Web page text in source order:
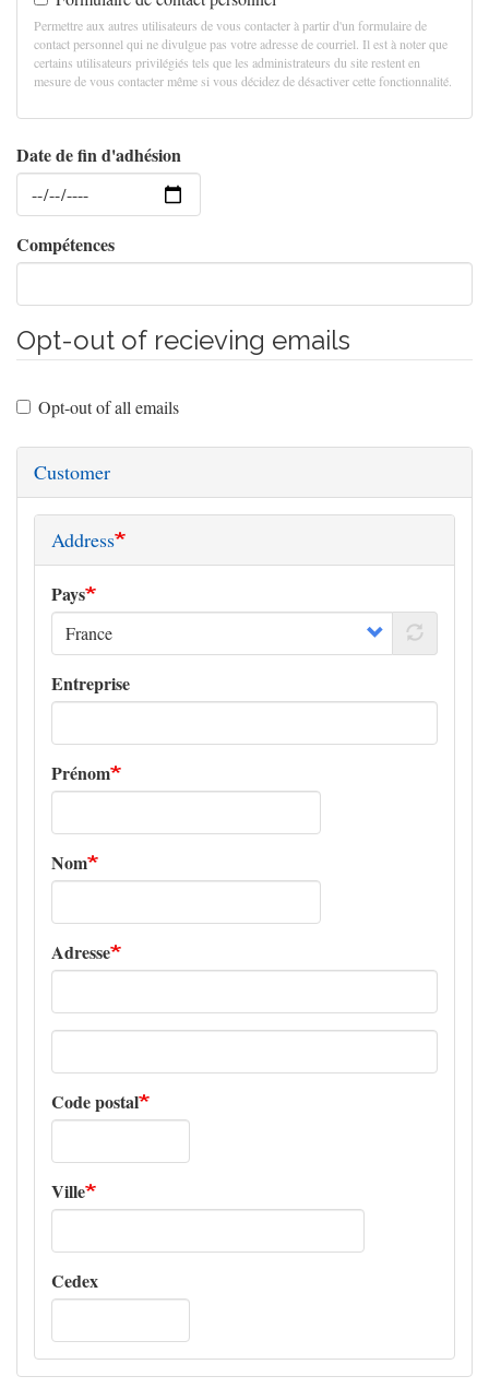
Permettre aux autres utilisateurs de vous contacter à partir d'un formulaire de
contact personnel qui ne divulgue pas votre adresse de courriel. Il est à noter que
certains utilisateurs privilégiés tels que les administrateurs du site restent en
mesure de vous contacter même si vous décidez de désactiver cette fonctionnalité.
Date de fin d'adhésion
Date
Compétences
Opt-out of recieving emails
Opt-out of all emails
Customer
Address
Pays
Entreprise
Prénom
Nom
Adresse
Adresse
Code postal
Ville
Cedex